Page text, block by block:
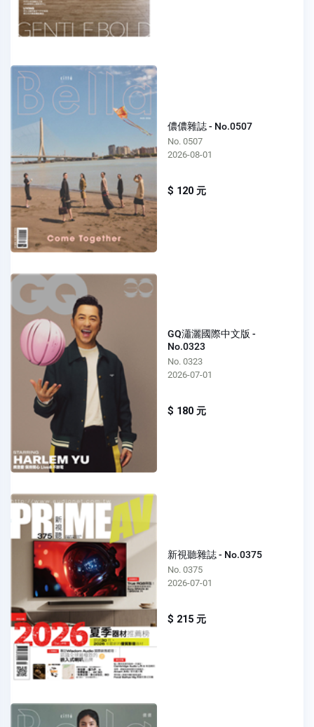
儂儂雜誌 - No.0507
No. 0507
2026-08-01
$ 120 元
GQ瀟灑國際中文版 -
No.0323
No. 0323
2026-07-01
$ 180 元
新視聽雜誌 - No.0375
No. 0375
2026-07-01
$ 215 元